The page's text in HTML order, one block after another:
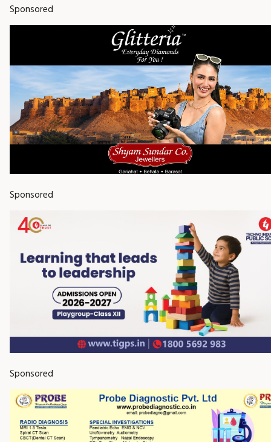
Sponsored
Sponsored
Sponsored